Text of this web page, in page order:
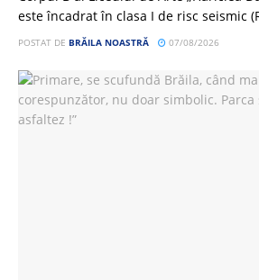
este încadrat în clasa I de risc seismic
POSTAT DE BRĂILA NOASTRĂ 07/08/2026